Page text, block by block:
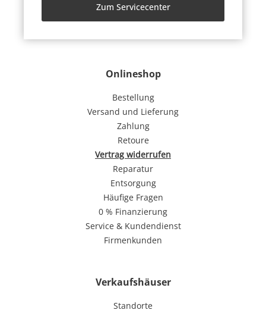
Onlineshop
Bestellung
Versand und Lieferung
Zahlung
Retoure
Vertrag widerrufen
Reparatur
Entsorgung
Häufige Fragen
0 % Finanzierung
Service & Kundendienst
Firmenkunden
Verkaufshäuser
Standorte
Zum Servicecenter